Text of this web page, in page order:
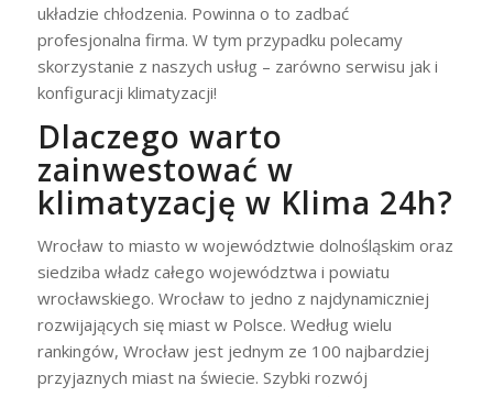
układzie chłodzenia. Powinna o to zadbać
profesjonalna firma. W tym przypadku polecamy
skorzystanie z naszych usług – zarówno serwisu jak i
konfiguracji klimatyzacji!
Dlaczego warto
zainwestować w
klimatyzację w Klima 24h?
Wrocław to miasto w województwie dolnośląskim oraz
siedziba władz całego województwa i powiatu
wrocławskiego. Wrocław to jedno z najdynamiczniej
rozwijających się miast w Polsce. Według wielu
rankingów, Wrocław jest jednym ze 100 najbardziej
przyjaznych miast na świecie. Szybki rozwój